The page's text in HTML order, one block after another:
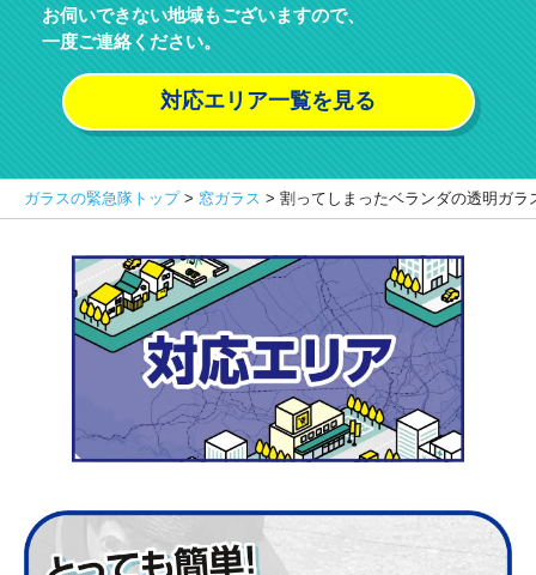
お伺いできない地域もございますので、
一度ご連絡ください。
対応エリア一覧を見る
ガラスの緊急隊トップ> 窓ガラス > 割ってしまったベランダの透明ガラ